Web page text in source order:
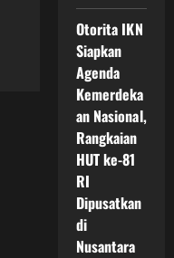
Otorita IKN
Siapkan
Agenda
Kemerdeka
an Nasional,
Rangkaian
HUT ke-81
RI
Dipusatkan
di
Nusantara